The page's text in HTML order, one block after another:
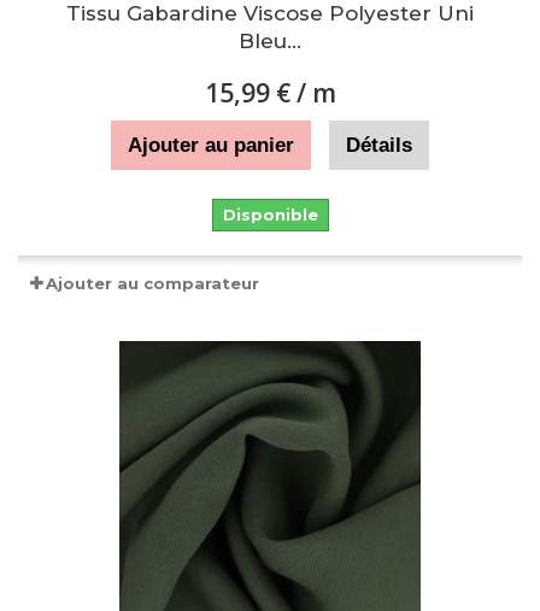
Tissu Gabardine Viscose Polyester Uni
Bleu...
15,99 €/ m
Ajouter au panier Détails
Disponible
Ajouter au comparateur